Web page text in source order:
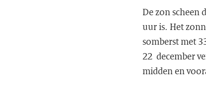
De zon scheen
uur is. Het
somberst met
22 december
midden en